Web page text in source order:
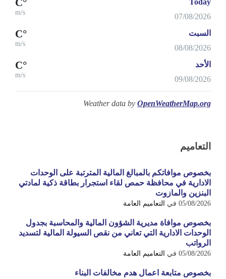
Today
07/08/2026
°C
m/s
السبت
08/08/2026
°C
m/s
الأحد
09/08/2026
°C
m/s
Weather data by OpenWeatherMap.org
التعاميم
بخصوص موافاتكم بالمبالغ المالية المترتبة على الوحدات
الادارية في محافظة حمص لقاء استجرار بطاقة ذكية لمادتي
البنزين والمازوت
05/08/2026 في التعاميم العامة
بخصوص موافاة مديرية الشؤون المالية والمحاسبة بجدول
الوحدات الادارية التي تعاني من نقص السيولة المالية لتسديد
الرواتب
05/08/2026 في التعاميم العامة
بخصوص متابعة اعمال هدم مخالفات البناء